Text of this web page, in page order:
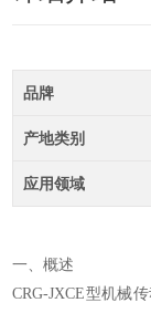
品牌
产地类别
应用领域
一、概述
CRG-JXCE型机械